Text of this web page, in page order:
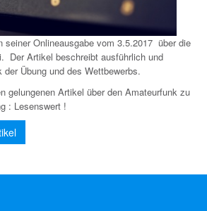
seiner Onlineausgabe vom 3.5.2017 über die
Der Artikel beschreibt ausführlich und
Übung und des Wettbewerbs.
gelungenen Artikel über den Amateurfunk zu
: Lesenswert !